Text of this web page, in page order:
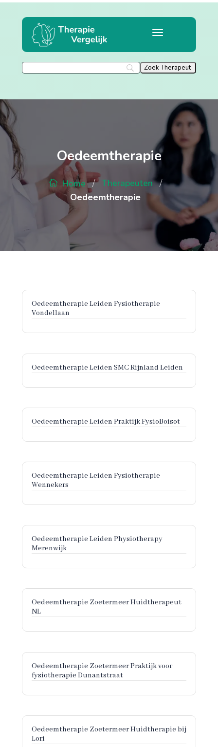
Oedeemtherapie
Home / Therapeuten /
Oedeemtherapie
Oedeemtherapie Leiden Fysiotherapie
Vondellaan
Oedeemtherapie Leiden SMC Rijnland Leiden
Oedeemtherapie Leiden Praktijk FysioBoisot
Oedeemtherapie Leiden Fysiotherapie
Wennekers
Oedeemtherapie Leiden Physiotherapy
Merenwijk
Oedeemtherapie Zoetermeer Huidtherapeut
NL
Oedeemtherapie Zoetermeer Praktijk voor
fysiotherapie Dunantstraat
Oedeemtherapie Zoetermeer Huidtherapie bij
Lori